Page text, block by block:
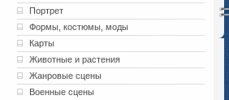
Портрет
Формы, костюмы, моды
Карты
Животные и растения
Жанровые сцены
Военные сцены